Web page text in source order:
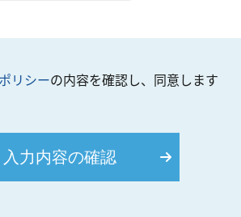
リシーの内容を確認し、 同意します